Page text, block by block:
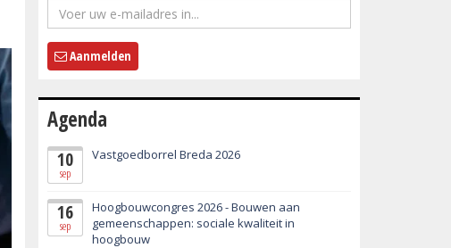
Aanmelden
Agenda
10
sep
Vastgoedborrel Breda 2026
16
sep
Hoogbouwcongres 2026 - Bouwen aan
gemeenschappen: sociale kwaliteit in
hoogbouw